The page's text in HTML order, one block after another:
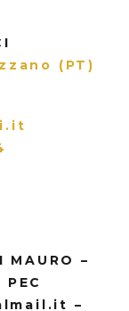
(PT)
–
–